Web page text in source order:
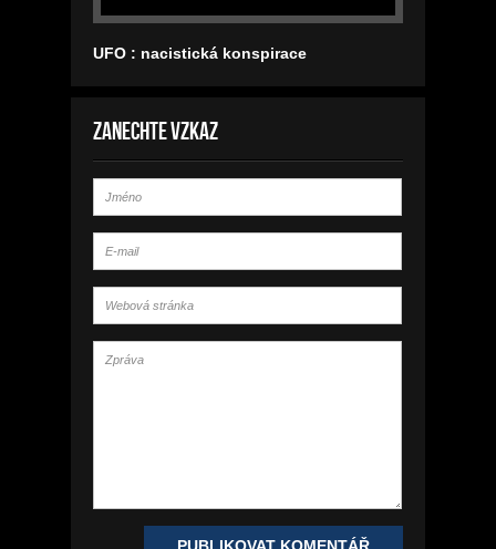
UFO : nacistická konspirace
Zanechte vzkaz